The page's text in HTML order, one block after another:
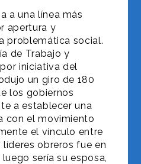
a una línea más
apertura y
problemática social.
de Trabajo y
iniciativa del
un giro de 180
los gobiernos
a establecer una
con el movimiento
el vínculo entre
obreros fue en
sería su esposa,